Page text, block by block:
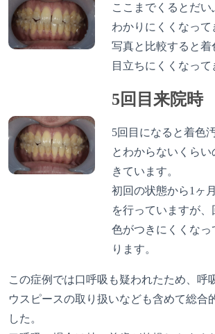
ここまでくるとだ
わかりにくくなっ
写真と比較すると
目立ちにくくなって
5回目来院
5回目になると着色
とわからないくら
きています。
初回の状態から1ヶ
を行っていますが
色がつきにくくな
ります。
この症例では口呼吸も疑われたため、呼
ウスピースの取り扱いなども含めて総合
した。